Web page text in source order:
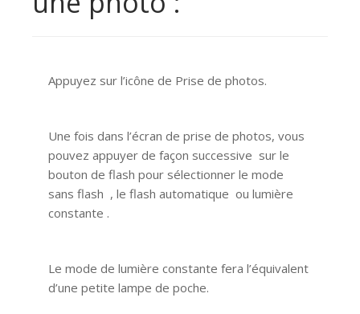
Appuyez sur l’icône de Prise de photos.
Une fois dans l’écran de prise de photos, vous
pouvez appuyer de façon successive sur le
bouton de flash pour sélectionner le mode
sans flash , le flash automatique ou lumière
constante .
Le mode de lumière constante fera l’équivalent
d’une petite lampe de poche.